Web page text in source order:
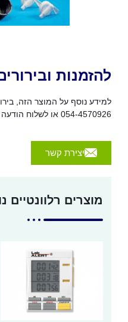
להזמנות
למידע נוסף על המוצר הזה,
054-4570926 או לשלוח הודעה באמצעות הכפתור להלן:
יצירת קשר
מוצרים רלוונטיים